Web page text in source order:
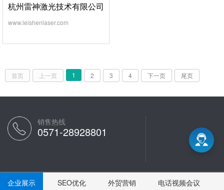
企业展示 SEO优化 外贸营销 电话视频会议
杭州雷神激光技术有限公司
www.leishenlaser.com
首页 上一页 1 2 3 4 下一页 尾页
销售热线
0571-28928801
版权所有 © 杭州一朵云科技有限公司 电话会议|视频会议 企业邮箱登陆|企业邮箱